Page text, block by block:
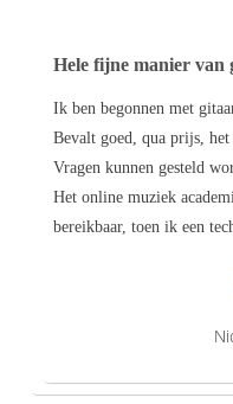
Hele fijne manier van
Ik ben begonnen met
Bevalt goed, qua prijs, het
Vragen kunnen gesteld
Het online muziek
bereikbaar, toen ik een